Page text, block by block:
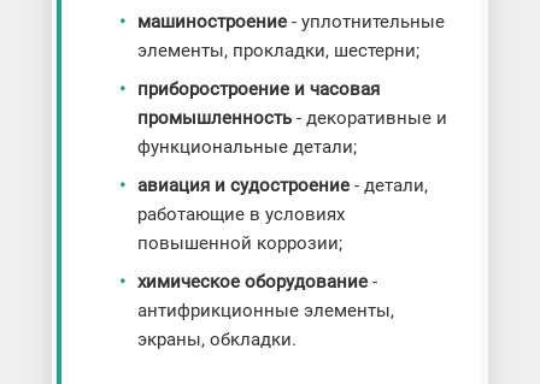
машиностроение - уплотнительные
элементы, прокладки, шестерни;
приборостроение и часовая
промышленность- декоративные и
функциональные детали;
авиация и судостроение- детали,
работающие в условиях
повышенной коррозии;
химическое оборудование-
антифрикционные элементы,
экраны, обкладки.